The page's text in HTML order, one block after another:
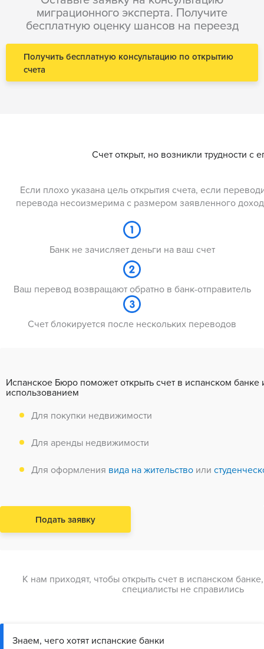
миграционного эксперта. Получите
бесплатную оценку шансов на переезд
Получить бесплатную консультацию по открытию
счета
Счет открыт, но возникли трудности с
Если плохо указана цель открытия счета, если
перевода несоизмерима с размером заявленного
Банк не зачисляет деньги на ваш счет
Ваш перевод возвращают обратно в банк-отправитель
Счет блокируется после нескольких переводов
Испанское Бюро поможет открыть счет в испанском банке
использованием
Для покупки недвижимости
Для аренды недвижимости
Для оформления вида на жительство или
Подать заявку
К нам приходят, чтобы открыть счет в испанском
специалисты не справились
Знаем, чего хотят испанские банки